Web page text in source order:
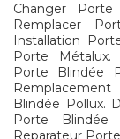
Changer
Remplacer
Installation
Porte Métalux.
Porte Blindée
Blindée Pollux.
Porte Blindée
Reparateur